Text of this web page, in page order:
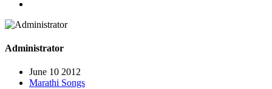
Administrator
June 10 2012
Marathi Songs